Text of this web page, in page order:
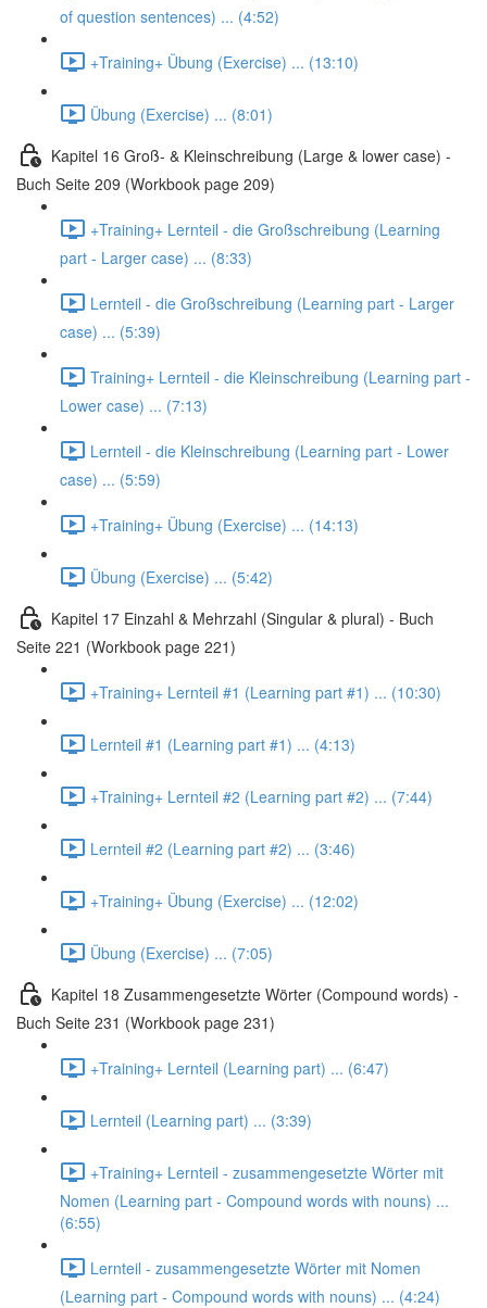
of question sentences) ... (4:52)
+Training+ Übung (Exercise) ... (13:10)
Übung (Exercise) ... (8:01)
Kapitel 16 Groß- & Kleinschreibung (Large & lower case) -
Buch Seite 209 (Workbook page 209)
+Training+ Lernteil - die Großschreibung (Learning
part - Larger case) ... (8:33)
Lernteil - die Großschreibung (Learning part - Larger
case) ... (5:39)
Training+ Lernteil - die Kleinschreibung (Learning part -
Lower case) ... (7:13)
Lernteil - die Kleinschreibung (Learning part - Lower
case) ... (5:59)
+Training+ Übung (Exercise) ... (14:13)
Übung (Exercise) ... (5:42)
Kapitel 17 Einzahl & Mehrzahl (Singular & plural) - Buch
Seite 221 (Workbook page 221)
+Training+ Lernteil #1 (Learning part #1) ... (10:30)
Lernteil #1 (Learning part #1) ... (4:13)
+Training+ Lernteil #2 (Learning part #2) ... (7:44)
Lernteil #2 (Learning part #2) ... (3:46)
+Training+ Übung (Exercise) ... (12:02)
Übung (Exercise) ... (7:05)
Kapitel 18 Zusammengesetzte Wörter (Compound words) -
Buch Seite 231 (Workbook page 231)
+Training+ Lernteil (Learning part) ... (6:47)
Lernteil (Learning part) ... (3:39)
+Training+ Lernteil - zusammengesetzte Wörter mit
Nomen (Learning part - Compound words with nouns) ...
(6:55)
Lernteil - zusammengesetzte Wörter mit Nomen
(Learning part - Compound words with nouns) ... (4:24)